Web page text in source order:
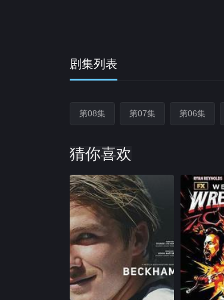
剧集列表
第08集 第07集 第06集
猜你喜欢